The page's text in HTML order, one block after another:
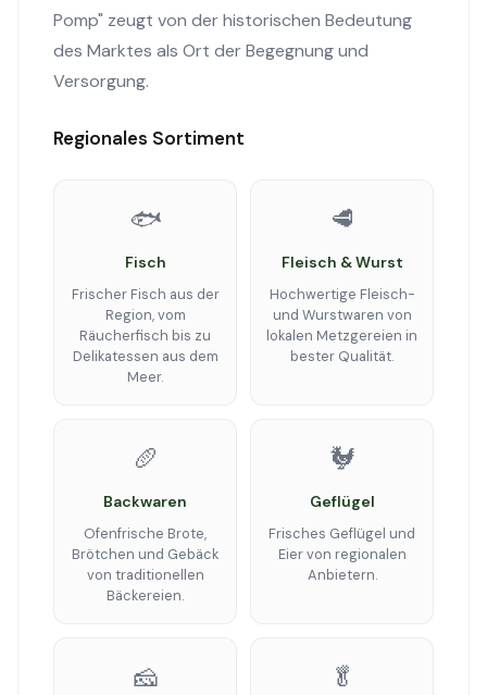
Pomp" zeugt von der historischen Bedeutung
des Marktes als Ort der Begegnung und
Versorgung.
Regionales Sortiment
🐟
Fisch
Frischer Fisch aus der
Region, vom
Räucherfisch bis zu
Delikatessen aus dem
Meer.
🥩
Fleisch & Wurst
Hochwertige Fleisch-
und Wurstwaren von
lokalen Metzgereien in
bester Qualität.
🥖
Backwaren
Ofenfrische Brote,
Brötchen und Gebäck
von traditionellen
Bäckereien.
🐓
Geflügel
Frisches Geflügel und
Eier von regionalen
Anbietern.
🧀 🥬